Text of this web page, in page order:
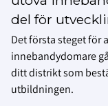
del för
Det första steget för
innebandydomare
ditt distrikt som
utbildningen.